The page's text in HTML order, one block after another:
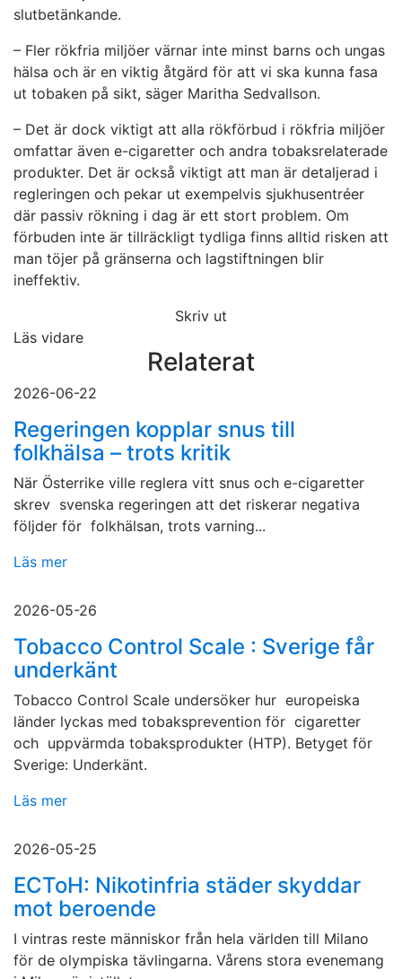
slutbetänkande.
– Fler rökfria miljöer värnar inte minst barns och ungas
hälsa och är en viktig åtgärd för att vi ska kunna fasa
ut tobaken på sikt, säger Maritha Sedvallson.
– Det är dock viktigt att alla rökförbud i rökfria miljöer
omfattar även e-cigaretter och andra tobaksrelaterade
produkter. Det är också viktigt att man är detaljerad i
regleringen och pekar ut exempelvis sjukhusentréer
där passiv rökning i dag är ett stort problem. Om
förbuden inte är tillräckligt tydliga finns alltid risken att
man töjer på gränserna och lagstiftningen blir
ineffektiv.
Skriv ut
Läs vidare
Relaterat
2026-06-22
Regeringen kopplar snus till
folkhälsa – trots kritik
När Österrike ville reglera vitt snus och e-cigaretter
skrev svenska regeringen att det riskerar negativa
följder för folkhälsan, trots varning...
Läs mer
2026-05-26
Tobacco Control Scale : Sverige får
underkänt
Tobacco Control Scale undersöker hur europeiska
länder lyckas med tobaksprevention för cigaretter
och uppvärmda tobaksprodukter (HTP). Betyget för
Sverige: Underkänt.
Läs mer
2026-05-25
ECToH: Nikotinfria städer skyddar
mot beroende
I vintras reste människor från hela världen till Milano
för de olympiska tävlingarna. Vårens stora evenemang